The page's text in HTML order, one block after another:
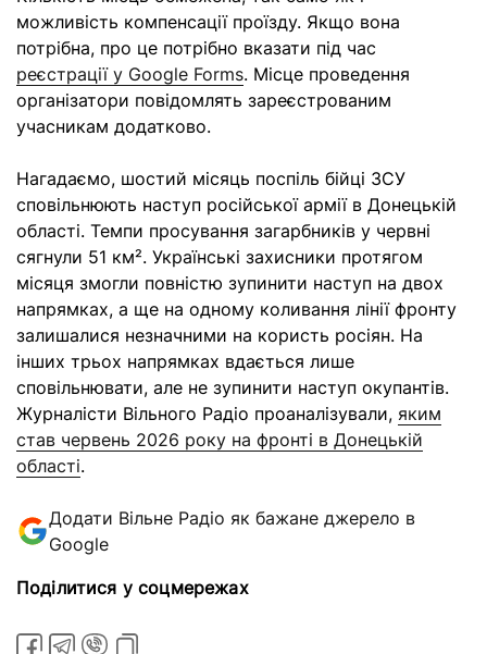
можливість компенсації проїзду. Якщо вона
потрібна, про це потрібно вказати під час
реєстрації у Google Forms. Місце проведення
організатори повідомлять зареєстрованим
учасникам додатково.
Нагадаємо, шостий місяць поспіль бійці ЗСУ
сповільнюють наступ російської армії в Донецькій
області. Темпи просування загарбників у червні
сягнули 51 км². Українські захисники протягом
місяця змогли повністю зупинити наступ на двох
напрямках, а ще на одному коливання лінії фронту
залишалися незначними на користь росіян. На
інших трьох напрямках вдається лише
сповільнювати, але не зупинити наступ окупантів.
Журналісти Вільного Радіо проаналізували, яким
став червень 2026 року на фронті в Донецькій
області.
Додати Вільне Радіо як бажане джерело в
Google
Поділитися у соцмережах